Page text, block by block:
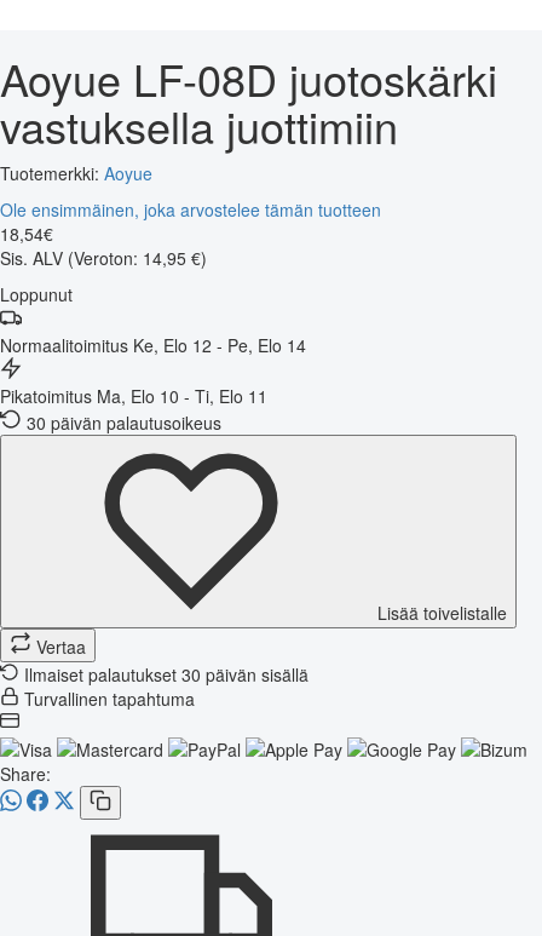
Aoyue LF-08D juotoskärki
vastuksella juottimiin
Tuotemerkki: Aoyue
Ole ensimmäinen, joka arvostelee tämän tuotteen
18,54€
Sis. ALV (Veroton: 14,95 €)
Loppunut
Normaalitoimitus Ke, Elo 12 - Pe, Elo 14
Pikatoimitus Ma, Elo 10 - Ti, Elo 11
30 päivän palautusoikeus
Lisää toivelistalle
Vertaa
Ilmaiset palautukset 30 päivän sisällä
Turvallinen tapahtuma
Share: